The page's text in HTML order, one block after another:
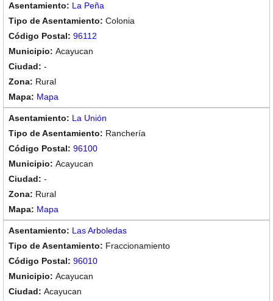
La Peña
Colonia
96112
Acayucan
-
Rural
Mapa
La Unión
Ranchería
96100
Acayucan
-
Rural
Mapa
Las Arboledas
Fraccionamiento
96010
Acayucan
Acayucan